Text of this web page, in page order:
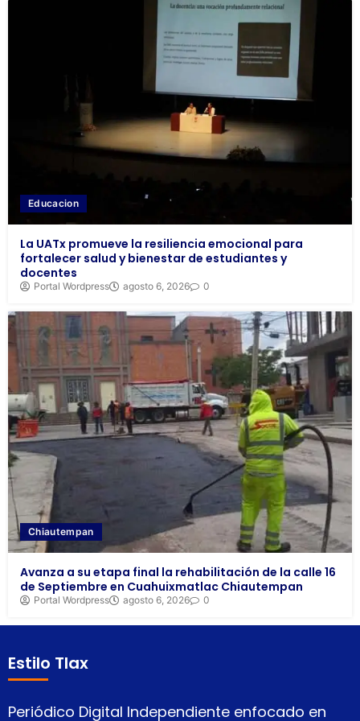
Educacion
La UATx promueve la resiliencia emocional para
fortalecer salud y bienestar de estudiantes y
docentes
Portal Wordpress agosto 6, 2026 0
Chiautempan
Avanza a su etapa final la rehabilitación de la calle 16
de Septiembre en Cuahuixmatlac Chiautempan
Portal Wordpress agosto 6, 2026 0
Estilo Tlax
Periódico Digital Independiente enfocado en